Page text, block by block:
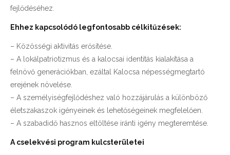
fejlődéséhez.
Ehhez kapcsolódó legfontosabb célkitűzések:
– Közösségi aktivitás erősítése.
– A lokálpatriotizmus és a kalocsai identitás kialakítása a
felnövő generációkban, ezáltal Kalocsa népességmegtartó
erejének növelése.
– A személyiségfejlődéshez való hozzájárulás a különböző
életszakaszok igényeinek és lehetőségeinek megfelelően.
– A szabadidő hasznos eltöltése iránti igény megteremtése.
A cselekvési program kulcsterületei